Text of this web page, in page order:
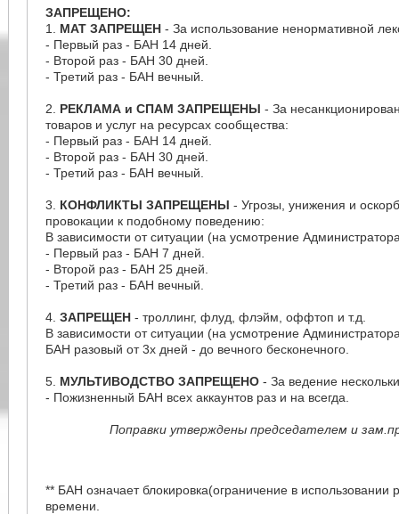
ЗАПРЕЩЕНО:
1. МАТ ЗАПРЕЩЕН - За использование ненормативной
- Первый раз - БАН 14 дней.
- Второй раз - БАН 30 дней.
- Третий раз - БАН вечный.
2. РЕКЛАМА и СПАМ ЗАПРЕЩЕНЫ - За
товаров и услуг на ресурсах сообщества:
- Первый раз - БАН 14 дней.
- Второй раз - БАН 30 дней.
- Третий раз - БАН вечный.
3. КОНФЛИКТЫ ЗАПРЕЩЕНЫ - Угрозы, унижения и
провокации к подобному поведению:
В зависимости от ситуации (на усмотрение
- Первый раз - БАН 7 дней.
- Второй раз - БАН 25 дней.
- Третий раз - БАН вечный.
4.ЗАПРЕЩЕН - троллинг, флуд, флэйм, оффтоп и т.д.
В зависимости от ситуации (на усмотрение
БАН разовый от 3х дней - до вечного бесконечного.
5. МУЛЬТИВОДСТВО ЗАПРЕЩЕНО - За ведение
- Пожизненный БАН всех аккаунтов раз и на всегда.
Поправки утверждены председателем и
** БАН означает блокировка(ограничение в
времени.